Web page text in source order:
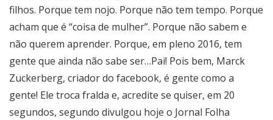
filhos. Porque tem nojo. Porque não tem tempo. Porque
acham que é “coisa de mulher”. Porque não sabem e
não querem aprender. Porque, em pleno 2016, tem
gente que ainda não sabe ser…Pai! Pois bem, Marck
Zuckerberg, criador do facebook, é gente como a
gente! Ele troca fralda e, acredite se quiser, em 20
segundos, segundo divulgou hoje o Jornal Folha